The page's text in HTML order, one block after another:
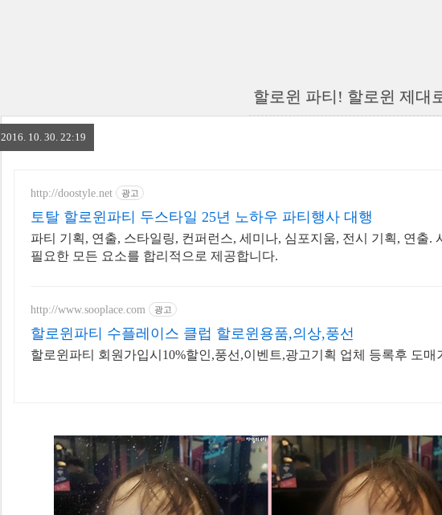
할로윈 파티! 할로윈 제대
2016. 10. 30. 22:19
http://doostyle.net 광고
토탈 할로윈파티 두스타일 25년 노하우 파티행사 대행
파티 기획, 연출, 스타일링, 컨퍼런스, 세미나, 심포지움, 전시 기획, 연출.
필요한 모든 요소를 합리적으로 제공합니다.
http://www.sooplace.com 광고
할로윈파티 수플레이스 클럽 할로윈용품,의상,풍선
할로윈파티 회원가입시10%할인,풍선,이벤트,광고기획 업체 등록후 도매